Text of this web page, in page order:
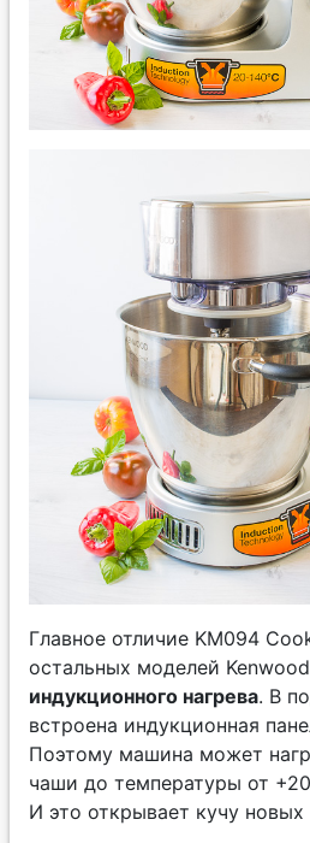
Главное отличие KM094
остальных моделей
индукционного нагрева. В
встроена индукционная
Поэтому машина может
чаши до температуры от
И это открывает кучу